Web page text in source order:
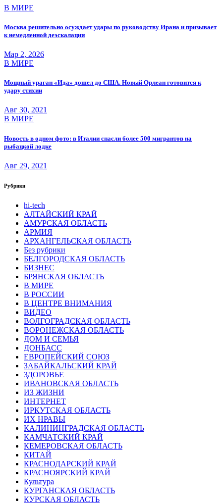
В МИРЕ
Москва решительно осуждает удары по руководству Ирана и призывает
к немедленной деэскалации
Мар 2, 2026
В МИРЕ
Мощный ураган «Ида» дошел до США. Новый Орлеан готовится к
удару стихии
Авг 30, 2021
В МИРЕ
Новость в одном фото: в Италии спасли более 500 мигрантов на
рыбацкой лодке
Авг 29, 2021
Рубрики
hi-tech
АЛТАЙСКИЙ КРАЙ
АМУРСКАЯ ОБЛАСТЬ
АРМИЯ
АРХАНГЕЛЬСКАЯ ОБЛАСТЬ
Без рубрики
БЕЛГОРОДСКАЯ ОБЛАСТЬ
БИЗНЕС
БРЯНСКАЯ ОБЛАСТЬ
В МИРЕ
В РОССИИ
В ЦЕНТРЕ ВНИМАНИЯ
ВИДЕО
ВОЛГОГРАДСКАЯ ОБЛАСТЬ
ВОРОНЕЖСКАЯ ОБЛАСТЬ
ДОМ И СЕМЬЯ
ДОНБАСС
ЕВРОПЕЙСКИЙ СОЮЗ
ЗАБАЙКАЛЬСКИЙ КРАЙ
ЗДОРОВЬЕ
ИВАНОВСКАЯ ОБЛАСТЬ
ИЗ ЖИЗНИ
ИНТЕРНЕТ
ИРКУТСКАЯ ОБЛАСТЬ
ИХ НРАВЫ
КАЛИНИНГРАДCКАЯ ОБЛАСТЬ
КАМЧАТСКИЙ КРАЙ
КЕМЕРОВСКАЯ ОБЛАСТЬ
КИТАЙ
КРАСНОДАРСКИЙ КРАЙ
КРАСНОЯРСКИЙ КРАЙ
Культура
КУРГАНСКАЯ ОБЛАСТЬ
КУРСКАЯ ОБЛАСТЬ